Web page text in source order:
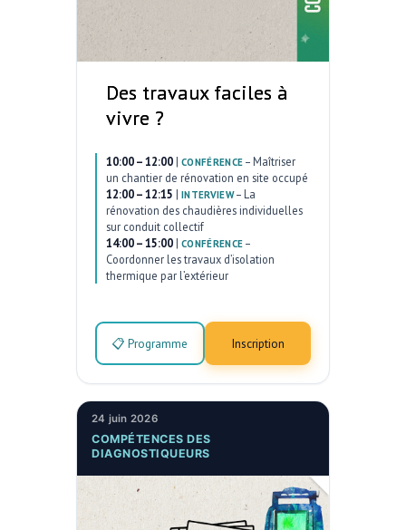
Des travaux faciles à
vivre ?
10:00 – 12:00 | CONFÉRENCE – Maîtriser
un chantier de rénovation en site occupé
12:00 – 12:15 | INTERVIEW– La
rénovation des chaudières individuelles
sur conduit collectif
14:00 – 15:00 | CONFÉRENCE –
Coordonner les travaux d’isolation
thermique par l’extérieur
📋 Programme Inscription
24 juin 2026
COMPÉTENCES DES
DIAGNOSTIQUEURS